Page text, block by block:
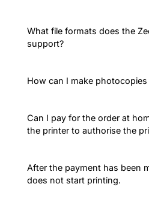
What file formats does the
support?
How can I make
Can I pay for the order at
the printer to authorise the
After the payment has been
does not start printing.